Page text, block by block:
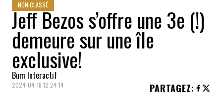
NON CLASSÉ
Jeff Bezos s’offre une 3e (!)
demeure sur une île
exclusive!
Bum Interactif
2024-04-18 12:24:14 PARTAGEZ: